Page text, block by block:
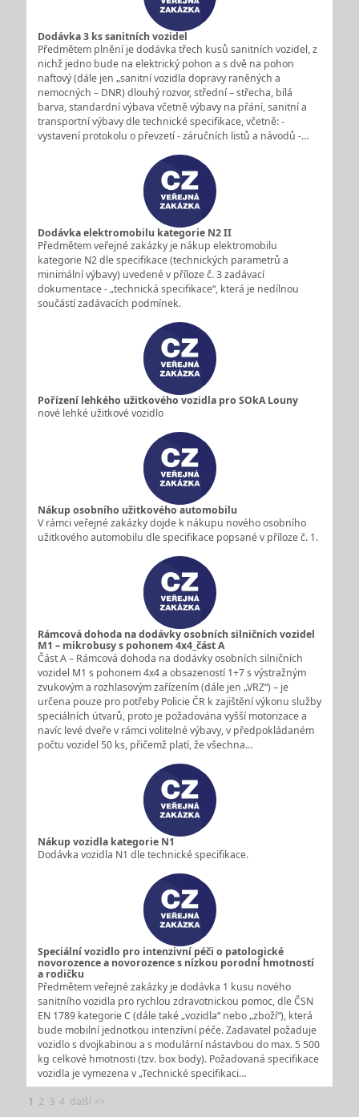
Dodávka 3 ks sanitních vozidel
Předmětem plnění je dodávka třech kusů sanitních vozidel, z
nichž jedno bude na elektrický pohon a s dvě na pohon
naftový (dále jen „sanitní vozidla dopravy raněných a
nemocných – DNR) dlouhý rozvor, střední – střecha, bílá
barva, standardní výbava včetně výbavy na přání, sanitní a
transportní výbavy dle technické specifikace, včetně: -
vystavení protokolu o převzetí - záručních listů a návodů -…
Dodávka elektromobilu kategorie N2 II
Předmětem veřejné zakázky je nákup elektromobilu
kategorie N2 dle specifikace (technických parametrů a
minimální výbavy) uvedené v příloze č. 3 zadávací
dokumentace - „technická specifikace“, která je nedílnou
součástí zadávacích podmínek.
Pořízení lehkého užitkového vozidla pro SOkA Louny
nové lehké užitkové vozidlo
Nákup osobního užitkového automobilu
V rámci veřejné zakázky dojde k nákupu nového osobního
užitkového automobilu dle specifikace popsané v příloze č. 1.
Rámcová dohoda na dodávky osobních silničních vozidel
M1 – mikrobusy s pohonem 4x4_část A
Část A – Rámcová dohoda na dodávky osobních silničních
vozidel M1 s pohonem 4x4 a obsazeností 1+7 s výstražným
zvukovým a rozhlasovým zařízením (dále jen „VRZ“) – je
určena pouze pro potřeby Policie ČR k zajištění výkonu služby
speciálních útvarů, proto je požadována vyšší motorizace a
navíc levé dveře v rámci volitelné výbavy, v předpokládaném
počtu vozidel 50 ks, přičemž platí, že všechna…
Nákup vozidla kategorie N1
Dodávka vozidla N1 dle technické specifikace.
Speciální vozidlo pro intenzivní péči o patologické
novorozence a novorozence s nízkou porodní hmotností
a rodičku
Předmětem veřejné zakázky je dodávka 1 kusu nového
sanitního vozidla pro rychlou zdravotnickou pomoc, dle ČSN
EN 1789 kategorie C (dále také „vozidla“ nebo „zboží“), která
bude mobilní jednotkou intenzívní péče. Zadavatel požaduje
vozidlo s dvojkabinou a s modulární nástavbou do max. 5 500
kg celkové hmotnosti (tzv. box body). Požadovaná specifikace
vozidla je vymezena v „Technické specifikaci…
1 2 3 4 další >>